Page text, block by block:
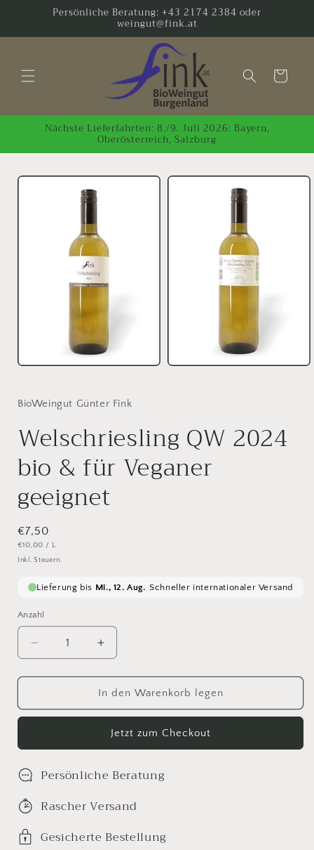
Persönliche Beratung: +43 2174 2384 oder
weingut@fink.at
Warenkorb
Nächste Lieferfahrten: 8./9. Juli 2026: Bayern,
Oberösterreich, Salzburg
BioWeingut Günter Fink
Welschriesling QW 2024
bio & für Veganer
geeignet
Normaler
Preis
€7,50
GRUNDPREIS
€10,00 / PRO
L
Inkl. Steuern.
Anzahl
Verringere
die
Menge
Welschriesling
bio
für
geeignet
Erhöhe
die
Menge
für
Welschriesling
2024
bio
für
geeignet
In den Warenkorb legen
Jetzt zum Checkout
Persönliche Beratung
Rascher Versand
Gesicherte Bestellung